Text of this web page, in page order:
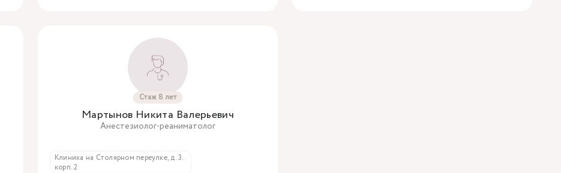
Стаж 8 лет
Мартынов Никита Валерьевич
Анестезиолог-реаниматолог
Клиника на Столярном переулке, д. 3.
корп. 2